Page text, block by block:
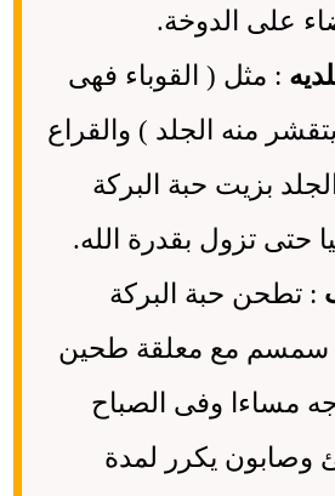
على الدوخة.
: مثل ( القوباء فهى
منه الجلد ) والقراع
بزيت حبة البركة
حتى تزول بقدرة الله.
: تطحن حبة البركة
سمسم مع معلقة طحين
مساءا وفى الصباح
وصابون يكرر لمدة